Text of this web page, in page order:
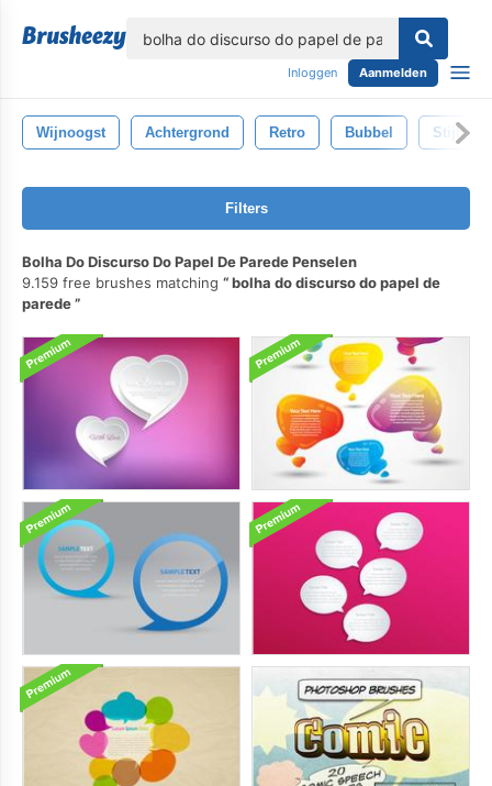
Inloggen Aanmelden
Wijnoogst Achtergrond Retro Bubbel Stijl
Filters
Bolha Do Discurso Do Papel De Parede Penselen
9.159 free brushes matching
bolha do discurso do papel de
parede